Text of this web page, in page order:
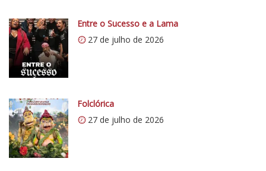
0
.
w
p
.
o
m
/
v
e
Entre o Sucesso e a Lama
27 de julho de 2026
Folclórica
27 de julho de 2026